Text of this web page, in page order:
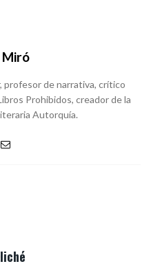
Miró
profesor de narrativa, crítico
Prohibidos, creador de la
Autorquía.